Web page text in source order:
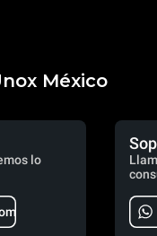
México
lo